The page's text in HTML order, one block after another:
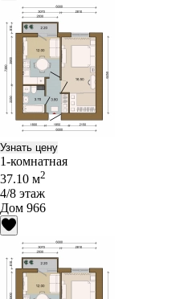
Узнать цену
1-комнатная
37.10 м2
4/8 этаж
Дом 966